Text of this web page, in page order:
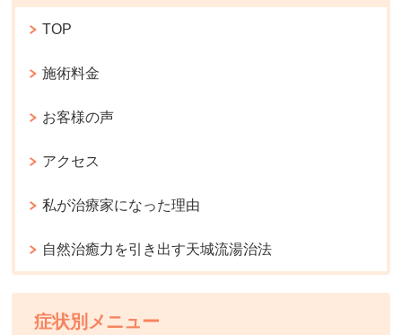
TOP
施術料金
お客様の声
アクセス
私が治療家になった理由
自然治癒力を引き出す天城流湯治法
症状別メニュー